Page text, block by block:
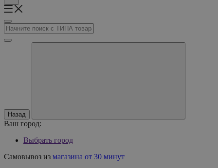
Назад
Ваш город:
Выбрать город
Самовывоз из магазина от 30 минут